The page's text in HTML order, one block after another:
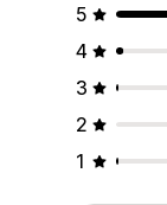
5
4
3
2
1